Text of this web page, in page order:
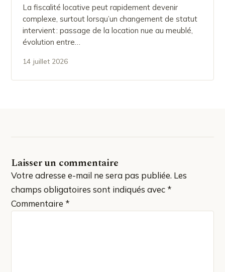
La fiscalité locative peut rapidement devenir
complexe, surtout lorsqu’un changement de statut
intervient : passage de la location nue au meublé,
évolution entre…
14 juillet 2026
Laisser un commentaire
Votre adresse e-mail ne sera pas publiée. Les
champs obligatoires sont indiqués avec *
Commentaire *